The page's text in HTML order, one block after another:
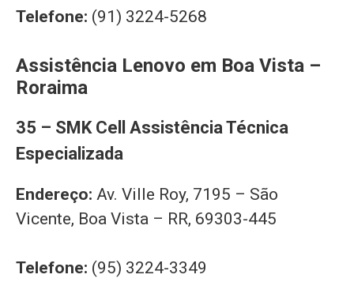
Telefone: (91) 3224-5268
Assistência Lenovo em Boa Vista –
Roraima
35 – SMK Cell Assistência Técnica
Especializada
Endereço: Av. Ville Roy, 7195 – São
Vicente, Boa Vista – RR, 69303-445
Telefone: (95) 3224-3349